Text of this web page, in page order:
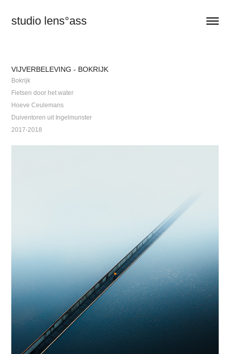
studio lens°ass
VIJVERBELEVING - BOKRIJK
Bokrijk
Fietsen door het water
Hoeve Ceulemans
Duiventoren uit Ingelmunster